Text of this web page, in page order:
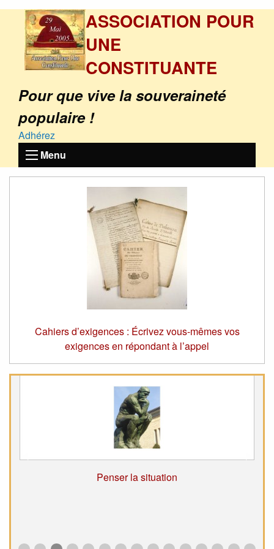
ASSOCIATION POUR
UNE
CONSTITUANTE
Pour que vive la souveraineté
populaire !
Adhérez
Menu
Cahiers d’exigences : Écrivez vous-mêmes vos
exigences en répondant à l’appel
Penser la situation